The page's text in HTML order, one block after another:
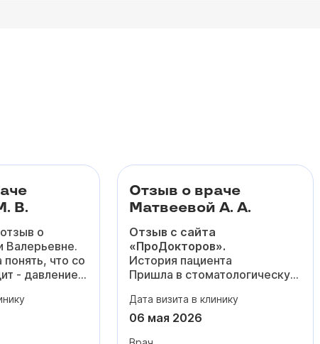
В.
о
Валерьевне.
что со
- давление
одышка и
из-за
Отзыв о враче
Матвеевой А. А.
Отзыв с сайта
«ПроДокторов».
История пациента
Пришла в стоматологическую
прикуса. Прохожу лечение на
брекет-системе у Анны
Дата визита в клинику
06 мая 2026